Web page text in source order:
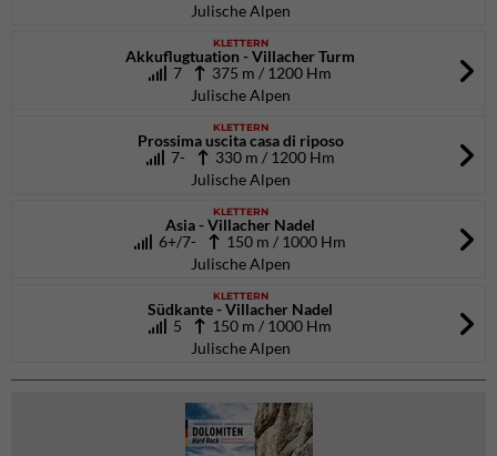
Julische Alpen
KLETTERN
Akkuflugtuation - Villacher Turm
7
375 m / 1200 Hm
Julische Alpen
KLETTERN
Prossima uscita casa di riposo
7- 330 m / 1200 Hm
Julische Alpen
KLETTERN
Asia - Villacher Nadel
6+/7-
150 m / 1000 Hm
Julische Alpen
KLETTERN
Südkante - Villacher Nadel
5
150 m / 1000 Hm
Julische Alpen